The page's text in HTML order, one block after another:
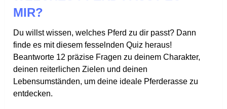
MIR?
Du willst wissen, welches Pferd zu dir passt? Dann
finde es mit diesem fesselnden Quiz heraus!
Beantworte 12 präzise Fragen zu deinem Charakter,
deinen reiterlichen Zielen und deinen
Lebensumständen, um deine ideale Pferderasse zu
entdecken.